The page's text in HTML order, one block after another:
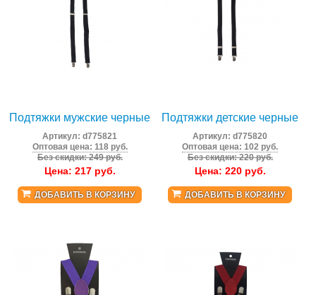
Подтяжки мужские черные
Артикул:d775821
Оптовая цена: 118 руб.
Без скидки: 249 руб.
Цена: 217руб.
ДОБАВИТЬ В КОРЗИНУ
Подтяжки детские черные
Артикул:d775820
Оптовая цена: 102 руб.
Без скидки: 220 руб.
Цена: 220руб.
ДОБАВИТЬ В КОРЗИНУ